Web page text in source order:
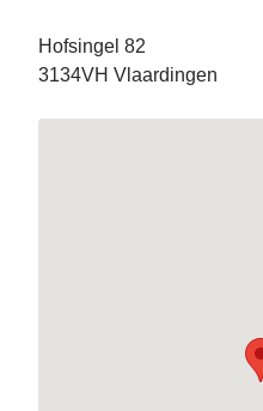
Hofsingel 82
3134VH Vlaardingen